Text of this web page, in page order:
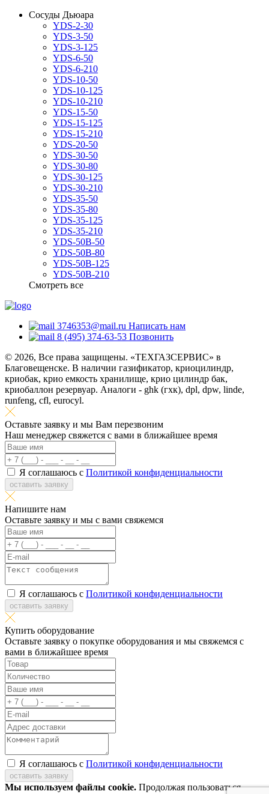
Сосуды Дьюара
YDS-2-30
YDS-3-50
YDS-3-125
YDS-6-50
YDS-6-210
YDS-10-50
YDS-10-125
YDS-10-210
YDS-15-50
YDS-15-125
YDS-15-210
YDS-20-50
YDS-30-50
YDS-30-80
YDS-30-125
YDS-30-210
YDS-35-50
YDS-35-80
YDS-35-125
YDS-35-210
YDS-50B-50
YDS-50B-80
YDS-50B-125
YDS-50B-210
Смотреть все
3746353@mail.ru Написать нам
8 (495) 374-63-53 Позвонить
© 2026, Все права защищены. «ТЕХГАЗСЕРВИС» в
Благовещенске. В наличии газификатор, криоцилиндр,
криобак, крио емкость хранилище, крио цилиндр бак,
криобаллон резервуар. Аналоги - ghk (гхк), dpl, dpw, linde,
runfeng, cfl, eurocyl.
Оставьте заявку и мы Вам перезвоним
Наш менеджер свяжется с вами в ближайшее время
Я соглашаюсь с Политикой конфиденциальности
оставить заявку
Напишите нам
Оставьте заявку и мы с вами свяжемся
Я соглашаюсь с Политикой конфиденциальности
оставить заявку
Купить оборудование
Оставьте заявку о покупке оборудования и мы свяжемся с
вами в ближайшее время
Я соглашаюсь с Политикой конфиденциальности
оставить заявку
Мы используем файлы cookie. Продолжая пользоваться